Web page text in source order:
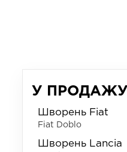
У ПРОДАЖУ
Шворень Fiat
Fiat Doblo
Шворень Lancia